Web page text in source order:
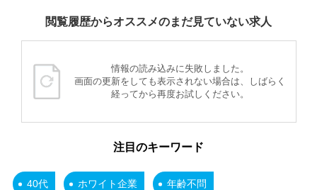
閲覧履歴からオススメのまだ見ていない求人
情報の読み込みに失敗しました。
画面の更新をしても表示されない場合は、しばらく
経ってから再度お試しください。
注目のキーワード
40代 ホワイト企業 年齢不問